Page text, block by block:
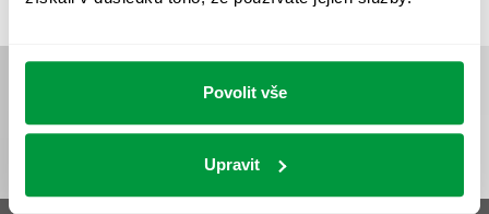
Povolit vše
Upravit